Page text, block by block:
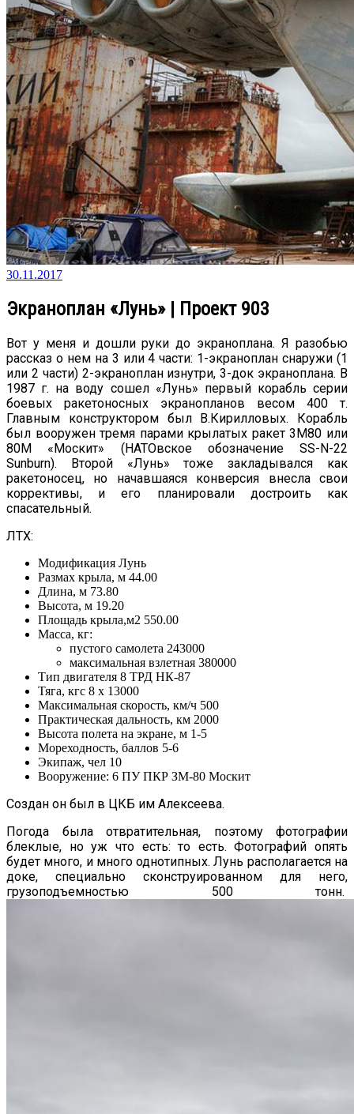
30.11.2017
Экраноплан «Лунь» | Проект 903
Вот у меня и дошли руки до экраноплана. Я разобью
рассказ о нем на 3 или 4 части: 1-экраноплан снаружи (1
или 2 части) 2-экраноплан изнутри, 3-док экраноплана. В
1987 г. на воду сошел «Лунь» первый корабль серии
боевых ракетоносных экранопланов весом 400 т.
Главным конструктором был В.Кирилловых. Корабль
был вооружен тремя парами крылатых ракет 3М80 или
80М «Москит» (НАТОвское обозначение SS-N-22
Sunburn). Второй «Лунь» тоже закладывался как
ракетоносец, но начавшаяся конверсия внесла свои
коррективы, и его планировали достроить как
спасательный.
ЛТХ:
Модификация Лунь
Размах крыла, м 44.00
Длина, м 73.80
Высота, м 19.20
Площадь крыла,м2 550.00
Масса, кг:
пустого самолета 243000
максимальная взлетная 380000
Тип двигателя 8 ТРД НК-87
Тяга, кгс 8 х 13000
Максимальная скорость, км/ч 500
Практическая дальность, км 2000
Высота полета на экране, м 1-5
Мореходность, баллов 5-6
Экипаж, чел 10
Вооружение: 6 ПУ ПКР ЗМ-80 Москит
Создан он был в ЦКБ им Алексеева.
Погода была отвратительная, поэтому фотографии
блеклые, но уж что есть: то есть. Фотографий опять
будет много, и много однотипных. Лунь располагается на
доке, специально сконструированном для него,
грузоподъемностью 500 тонн.